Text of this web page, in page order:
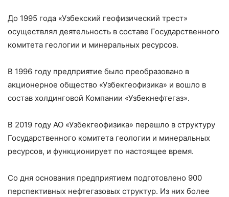
До 1995 года «Узбекский геофизический трест»
осуществлял деятельность в составе Государственного
комитета геологии и минеральных ресурсов.
В 1996 году предприятие было преобразовано в
акционерное общество «Узбекгеофизика» и вошло в
состав холдинговой Компании «Узбекнефтегаз».
В 2019 году АО «Узбекгеофизика» перешло в структуру
Государственного комитета геологии и минеральных
ресурсов, и функционирует по настоящее время.
Со дня основания предприятием подготовлено 900
перспективных нефтегазовых структур. Из них более